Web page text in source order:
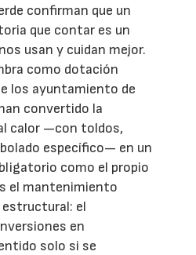
confirman que un
que contar es un
usan y cuidan mejor.
como dotación
los ayuntamiento de
convertido la
calor —con toldos,
específico— en un
como el propio
el mantenimiento
el
en
solo si se